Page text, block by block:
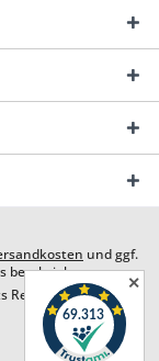
und ggf.
beschrieben
Design by
✕